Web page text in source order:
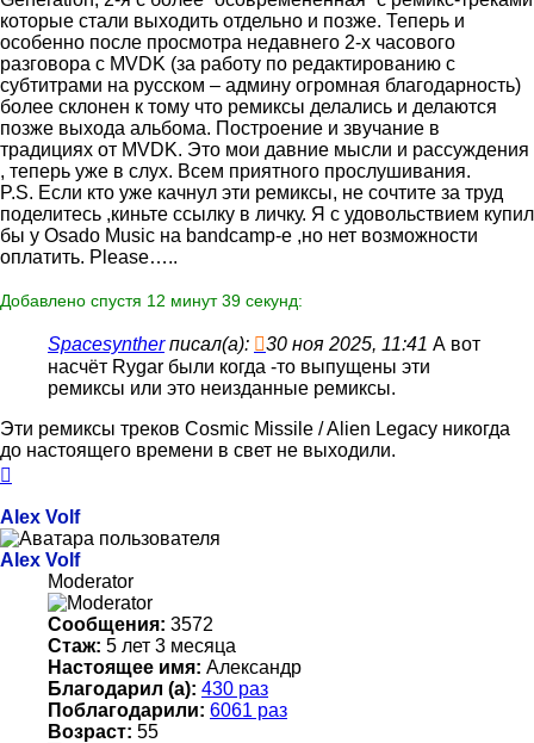
которые стали выходить отдельно и позже. Теперь и
особенно после просмотра недавнего 2-х часового
разговора с MVDK (за работу по редактированию с
субтитрами на русском – админу огромная благодарность)
более склонен к тому что ремиксы делались и делаются
позже выхода альбома. Построение и звучание в
традициях от MVDK. Это мои давние мысли и рассуждения
, теперь уже в слух. Всем приятного прослушивания.
P.S. Если кто уже качнул эти ремиксы, не сочтите за труд
поделитесь ,киньте ссылку в личку. Я с удовольствием купил
бы у Osado Music на bandcamp-е ,но нет возможности
оплатить. Please…..
Добавлено спустя 12 минут 39 секунд:
Spacesyntherписал(а): 30 ноя 2025, 11:41 А вот
насчёт Rygar были когда -то выпущены эти
ремиксы или это неизданные ремиксы.
Эти ремиксы треков Cosmic Missile / Alien Legacy никогда
до настоящего времени в свет не выходили.
началу
Alex Volf
Alex Volf
Moderator
Сообщения: 3572
Стаж: 5 лет 3 месяца
Настоящее имя: Александр
Благодарил (а): 430 раз
Поблагодарили: 6061 раз
Возраст: 55